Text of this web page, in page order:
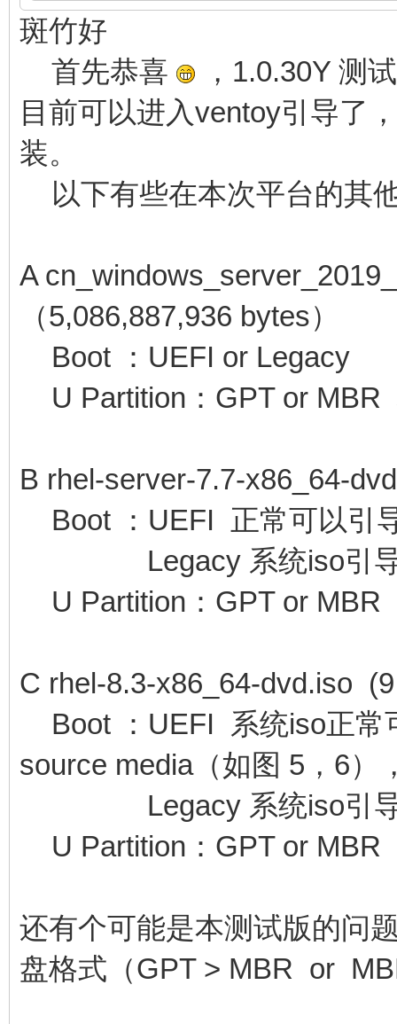
斑竹好
首先恭喜
，1.0.30Y 测
目前可以进入ventoy引导了
装。
以下有些在本次平台的其
A
（5,086,887,936 bytes）
Boot ：UEFI or Legacy
U Partition：GPT or MBR
B rhel-server-7.7-x86_64-
Boot ：UEFI 正常可以引
Legacy 系统iso引导
U Partition：GPT or MBR
C rhel-8.3-x86_64-dvd.iso
Boot ：UEFI 系统iso正常
source media（如图 5，6）
Legacy 系统iso引导
U Partition：GPT or MBR
还有个可能是本测试版的问
盘格式（GPT > MBR or